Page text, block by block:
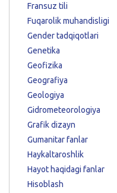
Fransuz tili
Fuqarolik muhandisligi
Gender tadqiqotlari
Genetika
Geofizika
Geografiya
Geologiya
Gidrometeorologiya
Grafik dizayn
Gumanitar fanlar
Haykaltaroshlik
Hayot haqidagi fanlar
Hisoblash